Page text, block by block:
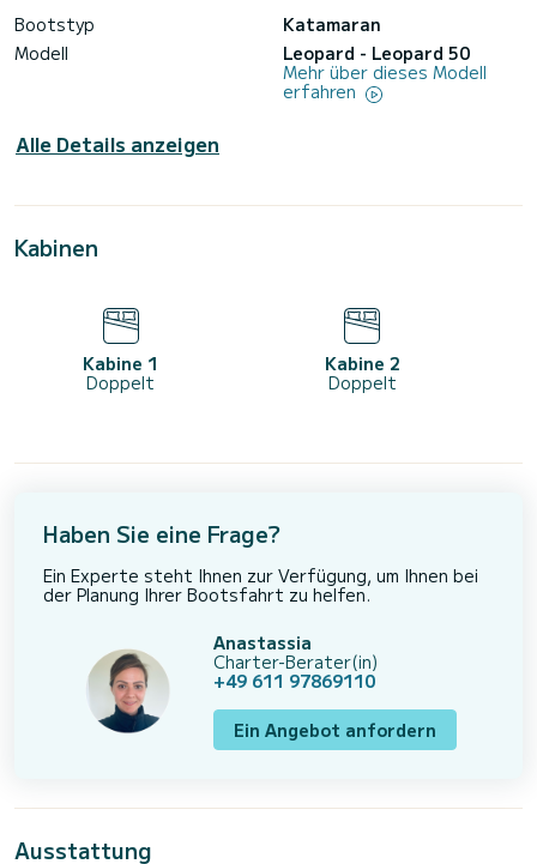
Bootstyp
Katamaran
Modell
Leopard - Leopard 50
Mehr über dieses Modell
erfahren
Alle Details anzeigen
Kabinen
Kabine 1
Doppelt
Kabine 2
Doppelt
Haben Sie eine Frage?
Ein Experte steht Ihnen zur Verfügung, um Ihnen bei
der Planung Ihrer Bootsfahrt zu helfen.
Anastassia
Charter-Berater(in)
+49 611 97869110
Ein Angebot anfordern
Ausstattung